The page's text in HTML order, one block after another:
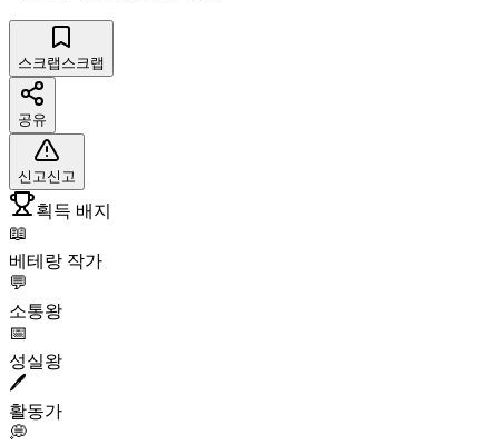
스크랩 스크랩
공유
신고신고
획득 배지
📖
베테랑 작가
💬
소통왕
📅
성실왕
🖊️
활동가
💭